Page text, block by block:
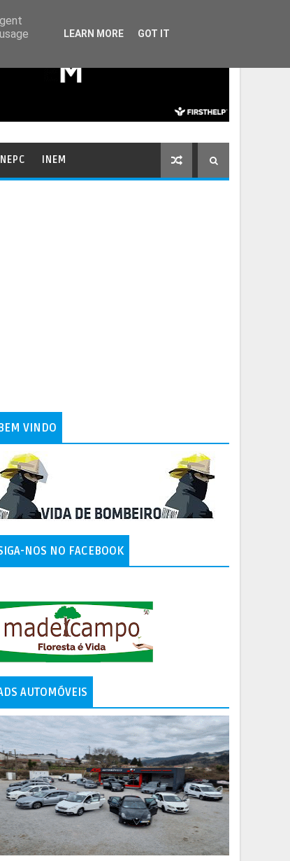
INEM
VINDO
NOS NO FACEBOOK
AUTOMÓVEIS
LEARN MORE GOT IT